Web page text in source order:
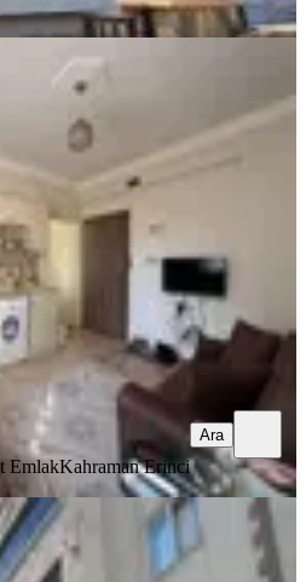
Civarı Kiralık 2+0 Daire
Vadi Mahallesi
· 07.08.2026
EmlakKahraman Erinci
Ara
Hürriyet Mh.de
Daire